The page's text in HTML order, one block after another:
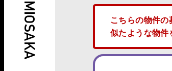
こちらの物件の
似たような物件